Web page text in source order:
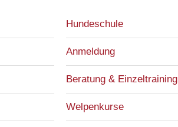
Hundeschule
Anmeldung
Beratung & Einzeltraining
Welpenkurse